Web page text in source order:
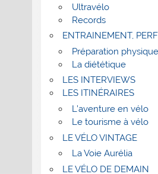
Ultravélo
Records
ENTRAINEMENT,
Préparation
La diététique
LES INTERVIEWS
LES ITINÉRAIRES
L’aventure en vélo
Le tourisme à vélo
LE VÉLO VINTAGE
La Voie Aurélia
LE VÉLO DE DEMAIN